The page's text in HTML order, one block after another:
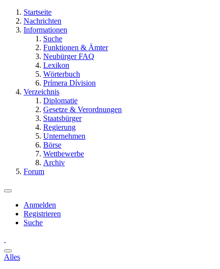
Startseite
Nachrichten
Informationen
Suche
Funktionen & Ämter
Neubürger FAQ
Lexikon
Wörterbuch
Prímera Dívision
Verzeichnis
Diplomatie
Gesetze & Verordnungen
Staatsbürger
Regierung
Unternehmen
Börse
Wettbewerbe
Archiv
Forum
Anmelden
Registrieren
Suche
Alles